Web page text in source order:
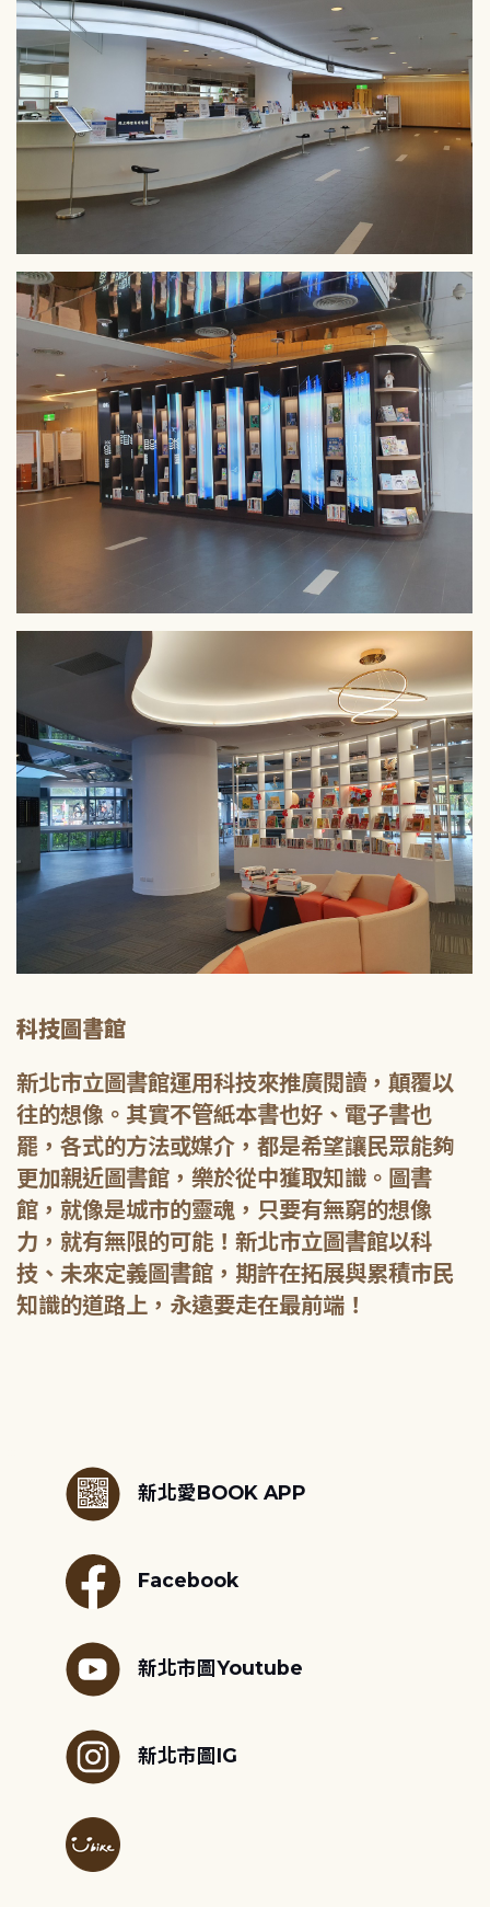
科技圖書館
新北市立圖書館運用科技來推廣閱讀，顛覆以
往的想像。其實不管紙本書也好、電子書也
罷，各式的方法或媒介，都是希望讓民眾能夠
更加親近圖書館，樂於從中獲取知識。圖書
館，就像是城市的靈魂，只要有無窮的想像
力，就有無限的可能！新北市立圖書館以科
技、未來定義圖書館，期許在拓展與累積市民
知識的道路上，永遠要走在最前端！
新北愛BOOK APP
Facebook
新北市圖Youtube
新北市圖IG